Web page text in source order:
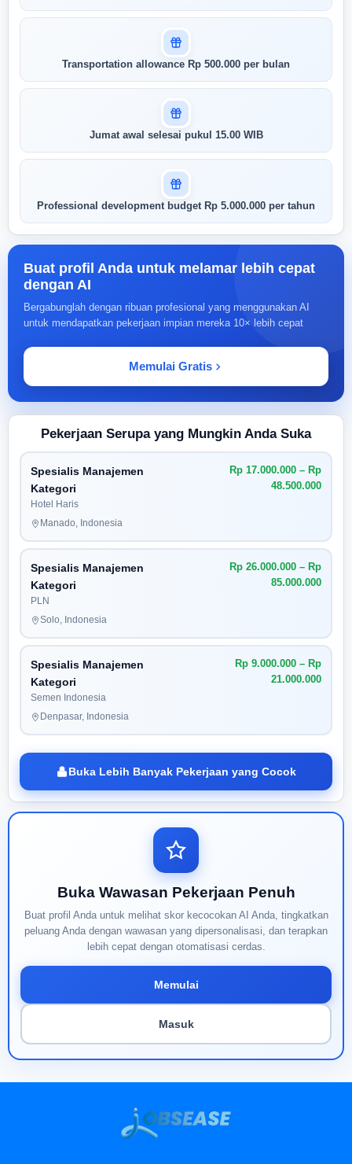
Transportation allowance Rp 500.000 per bulan
Jumat awal selesai pukul 15.00 WIB
Professional development budget Rp 5.000.000 per tahun
Buat profil Anda untuk melamar lebih cepat
dengan AI
Bergabunglah dengan ribuan profesional yang menggunakan AI
untuk mendapatkan pekerjaan impian mereka 10× lebih cepat
Memulai Gratis
Pekerjaan Serupa yang Mungkin Anda Suka
Spesialis Manajemen
Kategori
Hotel Haris
Rp 17.000.000 – Rp
48.500.000
Manado, Indonesia
Spesialis Manajemen
Kategori
PLN
Rp 26.000.000 – Rp
85.000.000
Solo, Indonesia
Spesialis Manajemen
Kategori
Semen Indonesia
Rp 9.000.000 – Rp
21.000.000
Denpasar, Indonesia
Buka Lebih Banyak Pekerjaan yang Cocok
Buka Wawasan Pekerjaan Penuh
Buat profil Anda untuk melihat skor kecocokan AI Anda, tingkatkan
peluang Anda dengan wawasan yang dipersonalisasi, dan terapkan
lebih cepat dengan otomatisasi cerdas.
Memulai
Masuk